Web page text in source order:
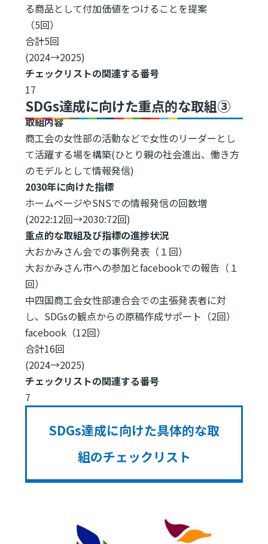
る商品として付加価値をつけることを提案
（5回）
合計5回
(2024→2025)
チェックリストの関連する番号
17
SDGs達成に向けた重点的な取組③
取組内容
商工会の女性部の活動などで女性のリーダーとし
て活躍する場を構築(ひとり親の社会進出、働き方
のモデルとして情報発信)
2030年に向けた指標
ホームページやSNSでの情報発信の回数増
(2022:12回→2030:72回)
重点的な取組及び指標の進捗状況
大おかみさん会での事例発表（１回）
大おかみさん市への参加とfacebookでの報告（１
回）
中四国商工会女性部連合会での主張発表者に対
し、SDGsの観点からの原稿作成サポート（2回）
facebook（12回）
合計16回
(2024→2025)
チェックリストの関連する番号
7
SDGs達成に向けた具体的な取
組のチェックリスト